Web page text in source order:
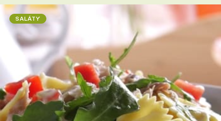
SALÁTY